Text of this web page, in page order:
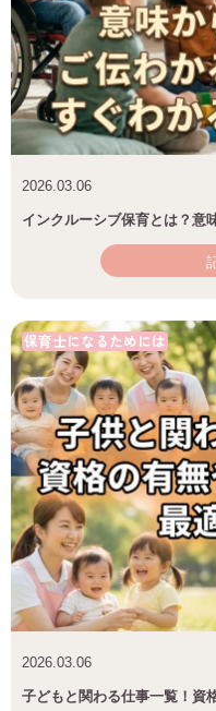
2026.03.06
インクルーシブ保育とは？意
保育士になるためには
2026.03.06
子どもと関わる仕事一覧！資